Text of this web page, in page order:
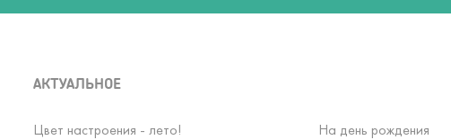
АКТУАЛЬНОЕ
Цвет настроения - лето!
На день рождения